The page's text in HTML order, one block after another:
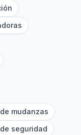
mudanzas
seguridad